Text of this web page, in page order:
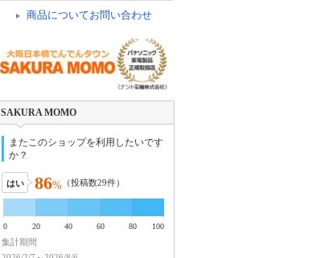
商品についてお問い合わせ
SAKURA MOMO
またこのショップを利用したいです
か？
はい 86% （投稿数29件）
0 20 40 60 80 100
集計期間